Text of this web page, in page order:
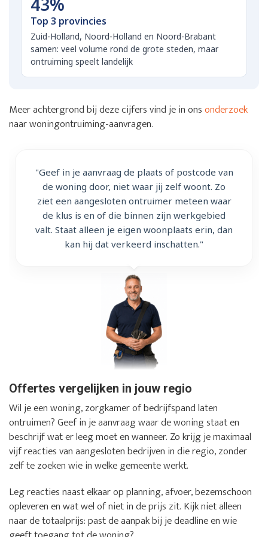
Top 3 provincies
Zuid-Holland, Noord-Holland en Noord-Brabant
samen: veel volume rond de grote steden, maar
ontruiming speelt landelijk
Meer achtergrond bij deze cijfers vind je in onsonderzoek
naar woningontruiming-aanvragen.
"Geef in je aanvraag de plaats of postcode van
de woning door, niet waar jij zelf woont. Zo
ziet een aangesloten ontruimer meteen waar
de klus is en of die binnen zijn werkgebied
valt. Staat alleen je eigen woonplaats erin, dan
kan hij dat verkeerd inschatten."
Offertes vergelijken in jouw regio
Wil je een woning, zorgkamer of bedrijfspand laten
ontruimen? Geef in je aanvraag waar de woning staat en
beschrijf wat er leeg moet en wanneer. Zo krijg je maximaal
vijf reacties van aangesloten bedrijven in die regio, zonder
zelf te zoeken wie in welke gemeente werkt.
Leg reacties naast elkaar op planning, afvoer, bezemschoon
opleveren en wat wel of niet in de prijs zit. Kijk niet alleen
naar de totaalprijs: past de aanpak bij je deadline en wie